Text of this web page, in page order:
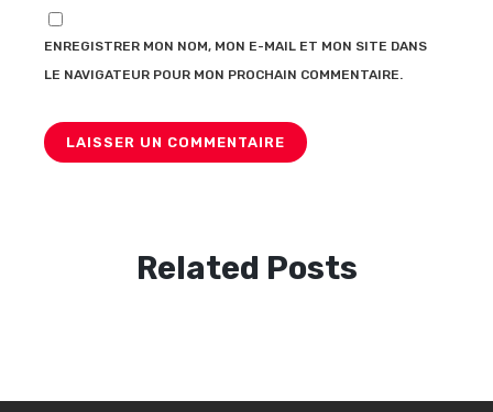
ENREGISTRER MON NOM, MON E-MAIL ET MON SITE DANS
LE NAVIGATEUR POUR MON PROCHAIN COMMENTAIRE.
Related Posts